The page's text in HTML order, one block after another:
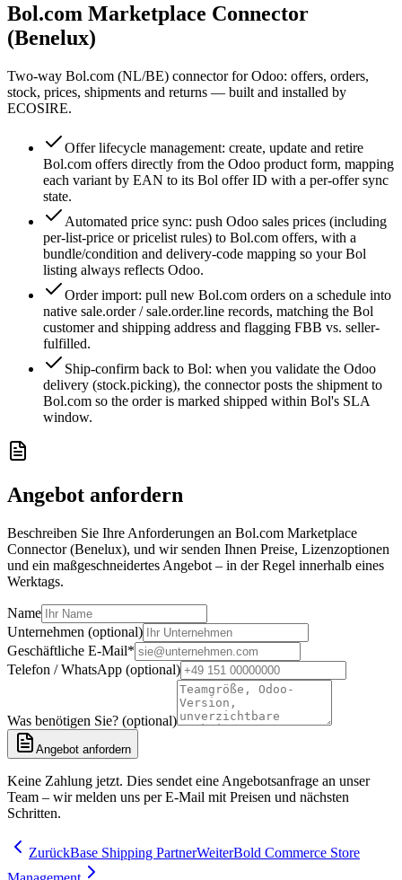
Bol.com Marketplace Connector
(Benelux)
Two-way Bol.com (NL/BE) connector for Odoo: offers, orders,
stock, prices, shipments and returns — built and installed by
ECOSIRE.
Offer lifecycle management: create, update and retire
Bol.com offers directly from the Odoo product form, mapping
each variant by EAN to its Bol offer ID with a per-offer sync
state.
Automated price sync: push Odoo sales prices (including
per-list-price or pricelist rules) to Bol.com offers, with a
bundle/condition and delivery-code mapping so your Bol
listing always reflects Odoo.
Order import: pull new Bol.com orders on a schedule into
native sale.order / sale.order.line records, matching the Bol
customer and shipping address and flagging FBB vs. seller-
fulfilled.
Ship-confirm back to Bol: when you validate the Odoo
delivery (stock.picking), the connector posts the shipment to
Bol.com so the order is marked shipped within Bol's SLA
window.
Angebot anfordern
Beschreiben Sie Ihre Anforderungen an Bol.com Marketplace
Connector (Benelux), und wir senden Ihnen Preise, Lizenzoptionen
und ein maßgeschneidertes Angebot – in der Regel innerhalb eines
Werktags.
Name
Unternehmen (optional)
Geschäftliche E-Mail*
Telefon / WhatsApp (optional)
Was benötigen Sie? (optional)
Angebot anfordern
Keine Zahlung jetzt. Dies sendet eine Angebotsanfrage an unser
Team – wir melden uns per E-Mail mit Preisen und nächsten
Schritten.
ZurückBase Shipping PartnerWeiterBold Commerce Store